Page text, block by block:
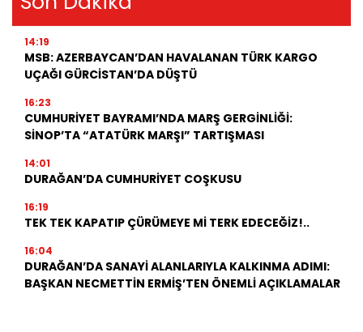
14:19
MSB: AZERBAYCAN’DAN HAVALANAN TÜRK KARGO
UÇAĞI GÜRCİSTAN’DA DÜŞTÜ
16:23
CUMHURİYET BAYRAMI’NDA MARŞ GERGİNLİĞİ:
SİNOP’TA “ATATÜRK MARŞI” TARTIŞMASI
14:01
DURAĞAN’DA CUMHURİYET COŞKUSU
16:19
TEK TEK KAPATIP ÇÜRÜMEYE Mİ TERK EDECEĞİZ!..
16:04
DURAĞAN’DA SANAYİ ALANLARIYLA KALKINMA ADIMI:
BAŞKAN NECMETTİN ERMİŞ’TEN ÖNEMLİ AÇIKLAMALAR